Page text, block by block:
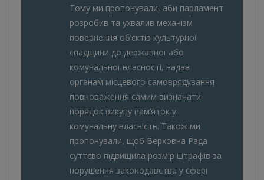
Тому ми пропонували, аби парламент
розробив та ухвалив механізм
повернення об’єктів культурної
спадщини до державної або
комунальної власності, надав
органам місцевого самоврядування
повноваження самим визначати
порядок викупу пам’яток у
комунальну власність. Також ми
пропонували, щоб Верховна Рада
суттєво підвищила розмір штрафів за
порушення законодавства у сфері